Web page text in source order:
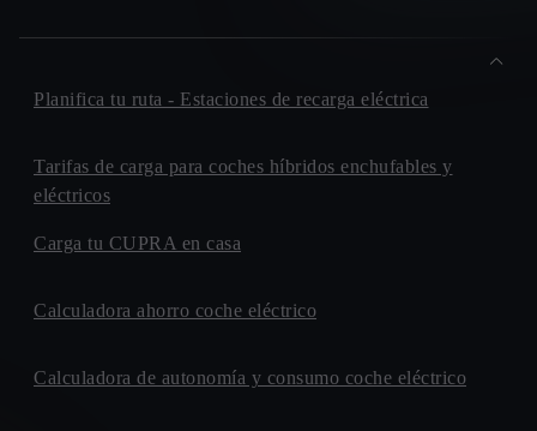
Planifica tu ruta - Estaciones de recarga eléctrica
Tarifas de carga para coches híbridos enchufables y
eléctricos
Carga tu CUPRA en casa
Calculadora ahorro coche eléctrico
Calculadora de autonomía y consumo coche eléctrico